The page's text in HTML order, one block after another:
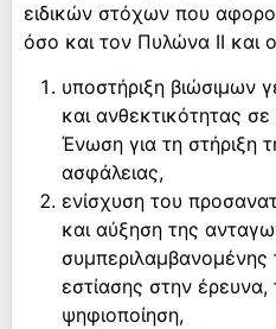
ειδικών στόχων που
όσο και τον Πυλώνα ΙΙ και
υποστήριξη βιώσιμων
και ανθεκτικότητας
Ένωση για τη στήριξη
ασφάλειας,
ενίσχυση του
και αύξηση της
συμπεριλαμβανομένης
εστίασης στην έρευνα,
ψηφιοποίηση,